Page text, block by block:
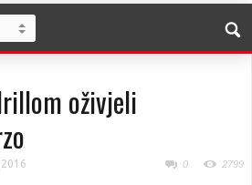
oživjeli
0 2799